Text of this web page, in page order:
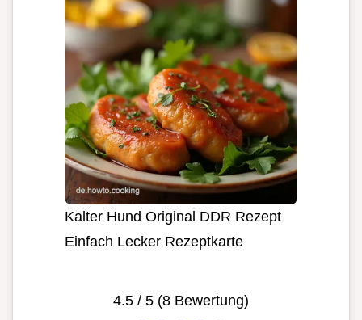
Kalter Hund Original DDR Rezept
Einfach Lecker Rezeptkarte
4.5 / 5 (8 Bewertung)